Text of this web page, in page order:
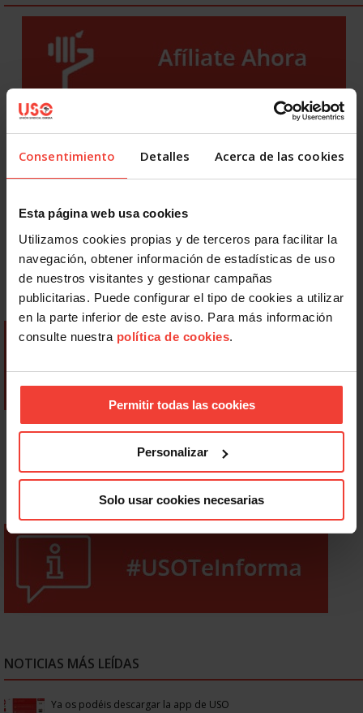
Consentimiento Detalles Acerca de las cookies
Esta página web usa cookies
Utilizamos cookies propias y de terceros para facilitar la
navegación, obtener información de estadísticas de uso
de nuestros visitantes y gestionar campañas
publicitarias. Puede configurar el tipo de cookies a utilizar
en la parte inferior de este aviso. Para más información
consulte nuestra política de cookies.
Permitir todas las cookies
Personalizar
Solo usar cookies necesarias
NOTICIAS MÁS LEÍDAS
Ya os podéis descargar la app de USO